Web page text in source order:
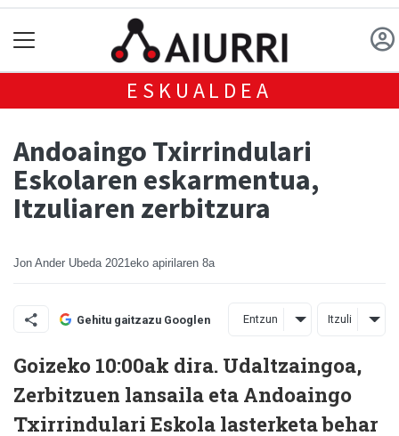
ESKUALDEA
Andoaingo Txirrindulari
Eskolaren eskarmentua,
Itzuliaren zerbitzura
Jon Ander Ubeda 2021eko apirilaren 8a
Gehitu gaitzazu Googlen Entzun Itzuli
Goizeko 10:00ak dira. Udaltzaingoa,
Zerbitzuen lansaila eta Andoaingo
Txirrindulari Eskola lasterketa behar